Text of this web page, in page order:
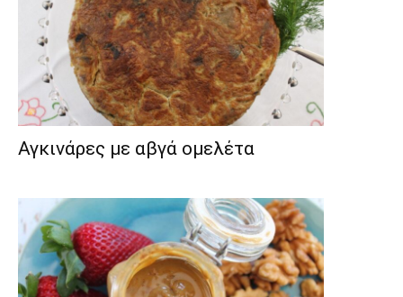
Αγκινάρες με αβγά ομελέτα